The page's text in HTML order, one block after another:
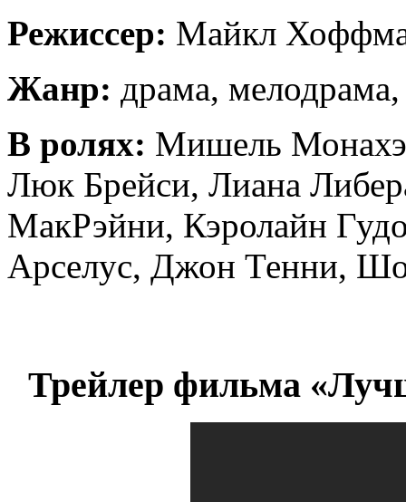
Режиссер: Майкл
Жанр: драма,
В ролях: Мишель
Люк Брейси, Лиана
МакРэйни, Кэролайн
Арселус, Джон Тенни,
Трейлер фильма